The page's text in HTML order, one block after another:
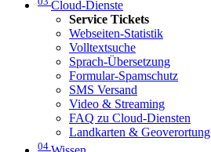
Cloud-Dienste
Service Tickets
Webseiten-Statistik
Volltextsuche
Sprach-Übersetzung
Formular-Spamschutz
SMS Versand
Video & Streaming
FAQ zu Cloud-Diensten
Landkarten & Geoverortung
04